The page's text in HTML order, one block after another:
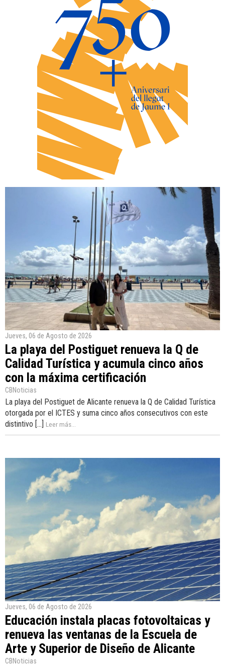
Jueves, 06 de Agosto de 2026
La playa del Postiguet renueva la Q de
Calidad Turística y acumula cinco años
con la máxima certificación
CBNoticias
La playa del Postiguet de Alicante renueva la Q de Calidad Turística
otorgada por el ICTES y suma cinco años consecutivos con este
distintivo [...] Leer más...
Jueves, 06 de Agosto de 2026
Educación instala placas fotovoltaicas y
renueva las ventanas de la Escuela de
Arte y Superior de Diseño de Alicante
CBNoticias